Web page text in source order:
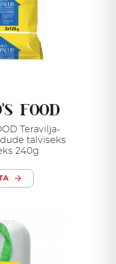
FOOD
Teravilja-
talviseks
240g